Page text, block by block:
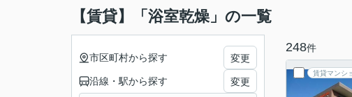
【賃貸】「浴室乾燥」の一覧
248件
賃貸マンシ
市区町村から探す 変更
沿線・駅から探す 変更